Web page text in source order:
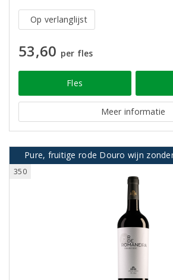
Op verlanglijst
53,60 per fles
Fles
Meer informatie
Pure, fruitige rode Douro wijn
350